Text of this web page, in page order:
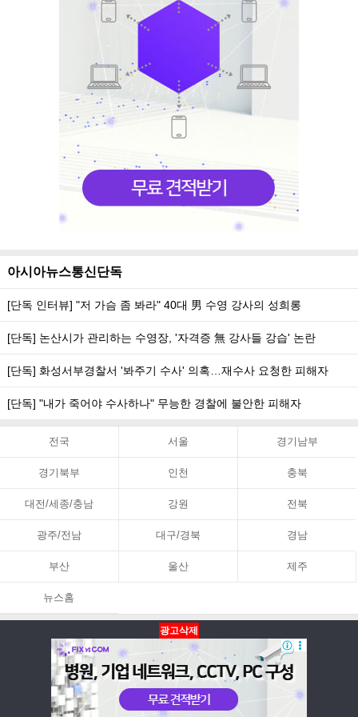
아시아뉴스통신단독
[단독 인터뷰] "저 가슴 좀 봐라" 40대 男 수영 강사의 성희롱
[단독] 논산시가 관리하는 수영장, '자격증 無 강사들 강습' 논란
[단독] 화성서부경찰서 '봐주기 수사' 의혹…재수사 요청한 피해자
[단독] "내가 죽어야 수사하나" 무능한 경찰에 불안한 피해자
전국 서울 경기남부
경기북부 인천 충북
대전/세종/충남 강원 전북
광주/전남 대구/경북 경남
부산 울산 제주
뉴스홈
뉴스홈 PC화면 맨위로
Copyright ⓒ 아시아뉴스통신 All Rights Reserved.
광고삭제